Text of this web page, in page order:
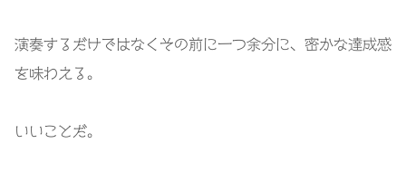
演奏するだけではなくその前に一つ余分に、密かな達成感
を味わえる。
いいことだ。